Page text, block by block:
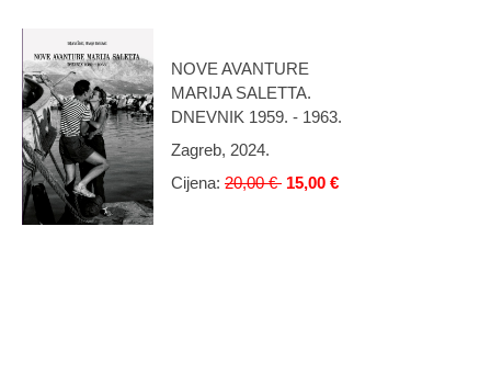
NOVE AVANTURE
MARIJA SALETTA.
DNEVNIK 1959. - 1963.
Zagreb, 2024.
Cijena: 20,00 € 15,00 €